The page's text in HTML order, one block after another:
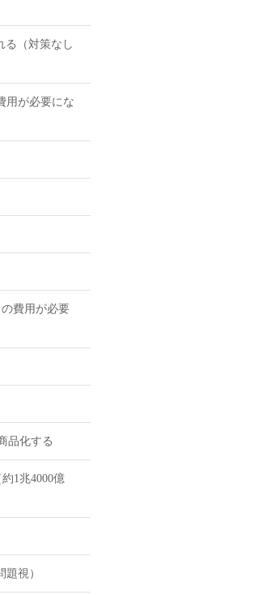
る（対策なし
用が必要にな
費用が必要
品化する
1兆4000億
視）